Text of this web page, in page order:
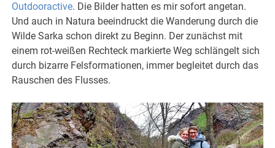
Outdooractive. Die Bilder hatten es mir sofort angetan.
Und auch in Natura beeindruckt die Wanderung durch die
Wilde Sarka schon direkt zu Beginn. Der zunächst mit
einem rot-weißen Rechteck markierte Weg schlängelt sich
durch bizarre Felsformationen, immer begleitet durch das
Rauschen des Flusses.